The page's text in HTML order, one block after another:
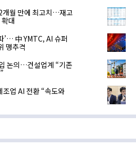
개월 만에 최고치…재고
대
’… 中 YMTC, AI 슈퍼
맹추격
논의…건설업계 “기존
업 AI 전환 “속도와